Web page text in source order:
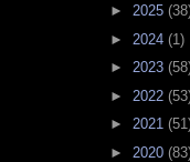
► 2025
► 2024 (1)
► 2023
► 2022
► 2021
► 2020